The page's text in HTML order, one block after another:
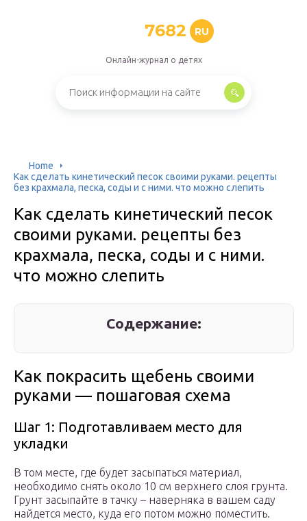
7682 RU
Онлайн-журнал о детях
Home
Как сделать кинетический песок своими руками. рецепты
без крахмала, песка, соды и с ними. что можно слепить
Как сделать кинетический песок
своими руками. рецепты без
крахмала, песка, соды и с ними.
что можно слепить
Содержание:
Как покрасить щебень своими
руками — пошаговая схема
Шаг 1: Подготавливаем место для
укладки
В том месте, где будет засыпаться материал,
необходимо снять около 10 см верхнего слоя грунта.
Грунт засыпайте в тачку – наверняка в вашем саду
найдется место, куда его потом можно поместить.